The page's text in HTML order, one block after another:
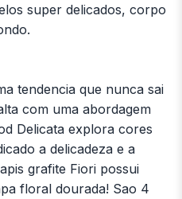
super delicados, corpo
tendencia que nunca sai
com uma abordagem
Delicata explora cores
a delicadeza e a
grafite Fiori possui
floral dourada! Sao 4